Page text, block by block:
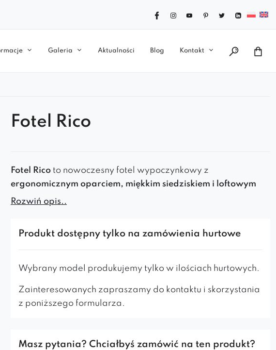
Galeria Aktualności Blog Kontakt
Fotel Rico
Fotel Rico to nowoczesny fotel wypoczynkowy z
ergonomicznym oparciem, miękkim siedziskiem i
loftowym
designem. Zapewnia
przestrzeniloftowych .
najwyższej jakości materiałów, zapewniających jego
trwałość i długowieczność. Jego elegancki i ciekawy kształt
przyciąga wzrok i wyróżnia go spośród innych foteli.
Rozwiń opis..
Produkt dostępny tylko na zamówienia hurtowe
Wybrany model produkujemy tylko w ilościach hurtowych.
Zainteresowanych zapraszamy do kontaktu i skorzystania
z poniższego formularza.
Masz pytania? Chciałbyś zamówić na ten produkt?